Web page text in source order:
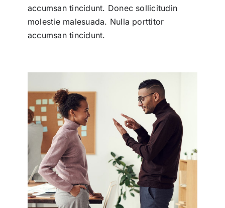
accumsan tincidunt. Donec sollicitudin
molestie malesuada. Nulla porttitor
accumsan tincidunt.